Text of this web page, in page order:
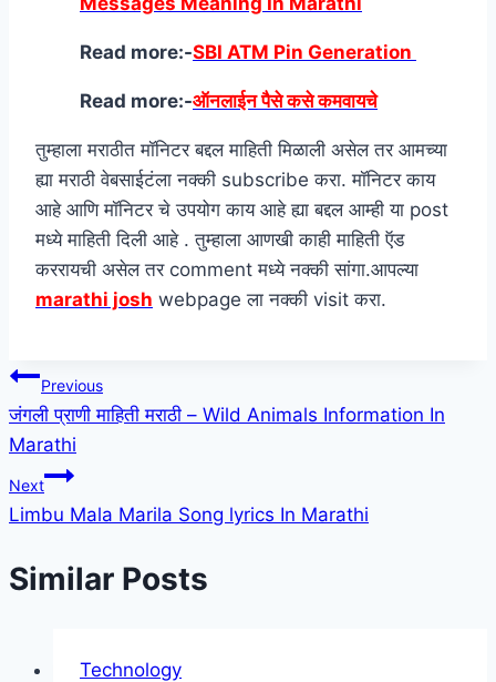
Read more:-SBI ATM Pin Generation
Read more:-ऑनलाईन पैसे कसे कमवायचे
तुम्हाला मराठीत मॉनिटर बद्दल माहिती मिळाली असेल तर आमच्या
ह्या मराठी वेबसाईटंला नक्की subscribe करा. मॉनिटर काय
आहे आणि मॉनिटर चे उपयोग काय आहे ह्या बद्दल आम्ही या post
मध्ये माहिती दिली आहे . तुम्हाला आणखी काही माहिती ऍड
कररायची असेल तर comment मध्ये नक्की सांगा.आपल्या
marathi josh webpage ला नक्की visit करा.
Post
navigation
Previous
जंगली प्राणी माहिती मराठी – Wild Animals Information In
Marathi
Next
Limbu Mala Marila Song lyrics In Marathi
Similar Posts
Technology